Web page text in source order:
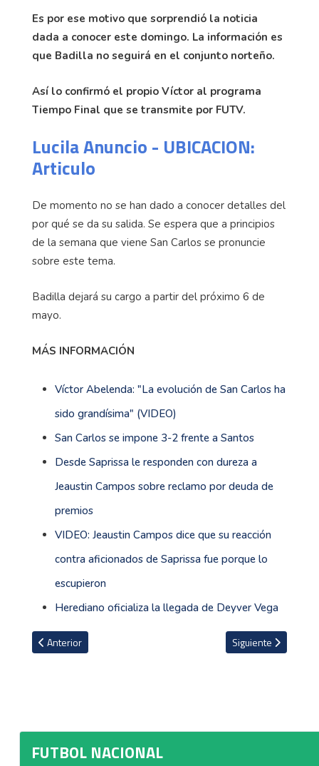
Es por ese motivo que sorprendió la noticia
dada a conocer este domingo. La información es
que Badilla no seguirá en el conjunto norteño.
Así lo confirmó el propio Víctor al programa
Tiempo Final que se transmite por FUTV.
Lucila Anuncio - UBICACION:
Articulo
De momento no se han dado a conocer detalles del
por qué se da su salida. Se espera que a principios
de la semana que viene San Carlos se pronuncie
sobre este tema.
Badilla dejará su cargo a partir del próximo 6 de
mayo.
MÁS INFORMACIÓN
Víctor Abelenda: "La evolución de San Carlos ha
sido grandísima" (VIDEO)
San Carlos se impone 3-2 frente a Santos
Desde Saprissa le responden con dureza a
Jeaustin Campos sobre reclamo por deuda de
premios
VIDEO: Jeaustin Campos dice que su reacción
contra aficionados de Saprissa fue porque lo
escupieron
Herediano oficializa la llegada de Deyver Vega
Artículo anterior: Vladimir Quesada fue claro al explicar por qué
Anterior Artículo siguiente:
Siguiente
FUTBOL NACIONAL